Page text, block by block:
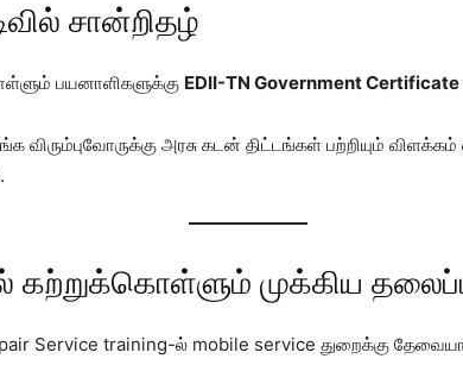
சான்றிதழ்
பயனாளிகளுக்கு EDII-TN Government Certificate
விரும்புவோருக்கு அரசு கடன் திட்டங்கள் பற்றியும்
கற்றுக்கொள்ளும் முக்கிய
Service training-ல் mobile service துறைக்கு